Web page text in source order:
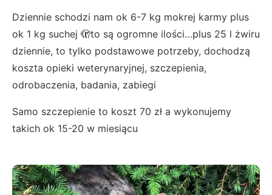
Dziennie schodzi nam ok 6-7 kg mokrej karmy plus
ok 1 kg suchej 🫣to są ogromne ilości…plus 25 l żwiru
dziennie, to tylko podstawowe potrzeby, dochodzą
koszta opieki weterynaryjnej, szczepienia,
odrobaczenia, badania, zabiegi
Samo szczepienie to koszt 70 zł a wykonujemy
takich ok 15-20 w miesiącu